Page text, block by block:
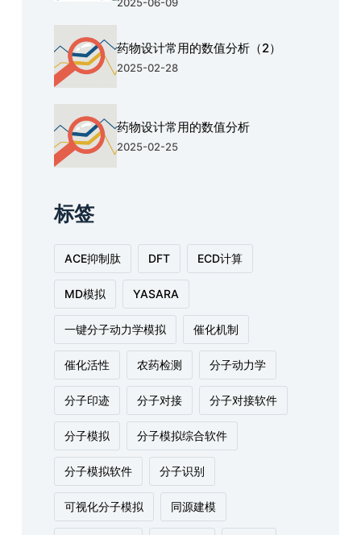
药物设计常用的数值分析（2）
2025-02-28
药物设计常用的数值分析
2025-02-25
标签
ACE抑制肽 DFT ECD计算
MD模拟 YASARA
一键分子动力学模拟 催化机制
催化活性 农药检测 分子动力学
分子印迹 分子对接 分子对接软件
分子模拟 分子模拟综合软件
分子模拟软件 分子识别
可视化分子模拟 同源建模